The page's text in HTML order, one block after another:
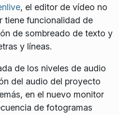
, el editor de vídeo no
tiene funcionalidad de
de sombreado de texto y
y líneas.
de los niveles de audio
del audio del proyecto
en el nuevo monitor
de fotogramas